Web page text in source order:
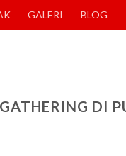
GALERI BLOG
DI